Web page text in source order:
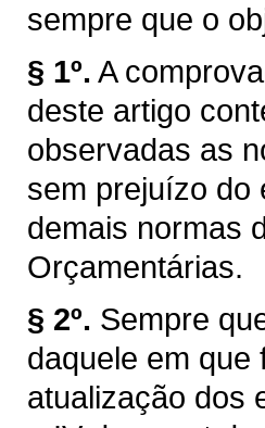
sempre que o
§ 1º. A
deste artigo
observadas as
sem prejuízo do
demais normas
Orçamentárias.
§ 2º. Sempre
daquele em que
atualização dos